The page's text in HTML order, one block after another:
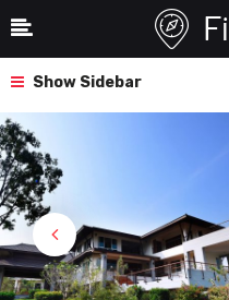
Show Sidebar